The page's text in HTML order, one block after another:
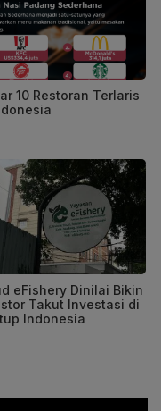
10 Restoran Terlaris
eFishery Dinilai Bikin
Takut Investasi di
Indonesia